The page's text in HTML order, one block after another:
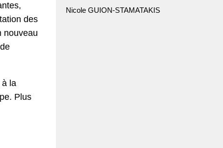
des
nouveau
à la
Plus
Nicole GUION-STAMATAKIS